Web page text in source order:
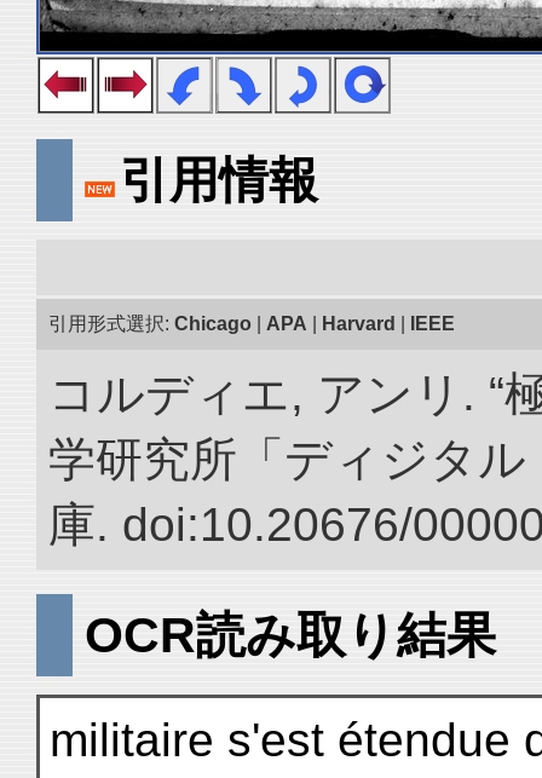
引用情報
引用形式選択: Chicago APA Harvard IEEE
コルディエ, アンリ. “
学研究所「ディジタ
庫. doi:10.20676/
OCR読み取り結果
militaire s'est étendue